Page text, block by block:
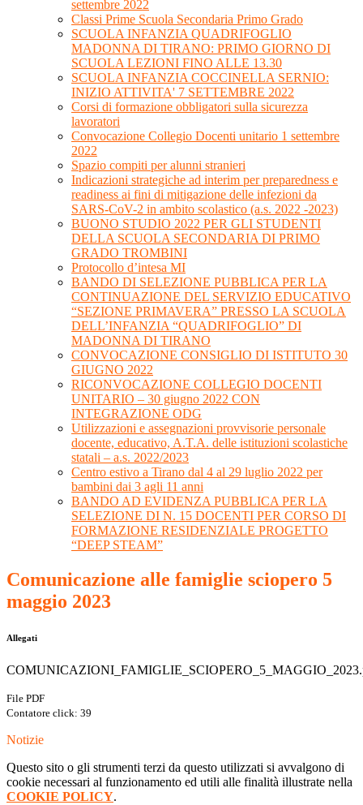
settembre 2022
Classi Prime Scuola Secondaria Primo Grado
SCUOLA INFANZIA QUADRIFOGLIO
MADONNA DI TIRANO: PRIMO GIORNO DI
SCUOLA LEZIONI FINO ALLE 13.30
SCUOLA INFANZIA COCCINELLA SERNIO:
INIZIO ATTIVITA' 7 SETTEMBRE 2022
Corsi di formazione obbligatori sulla sicurezza
lavoratori
Convocazione Collegio Docenti unitario 1 settembre
2022
Spazio compiti per alunni stranieri
Indicazioni strategiche ad interim per preparedness e
readiness ai fini di mitigazione delle infezioni da
SARS-CoV-2 in ambito scolastico (a.s. 2022 -2023)
BUONO STUDIO 2022 PER GLI STUDENTI
DELLA SCUOLA SECONDARIA DI PRIMO
GRADO TROMBINI
Protocollo d’intesa MI
BANDO DI SELEZIONE PUBBLICA PER LA
CONTINUAZIONE DEL SERVIZIO EDUCATIVO
“SEZIONE PRIMAVERA” PRESSO LA SCUOLA
DELL’INFANZIA “QUADRIFOGLIO” DI
MADONNA DI TIRANO
CONVOCAZIONE CONSIGLIO DI ISTITUTO 30
GIUGNO 2022
RICONVOCAZIONE COLLEGIO DOCENTI
UNITARIO – 30 giugno 2022 CON
INTEGRAZIONE ODG
Utilizzazioni e assegnazioni provvisorie personale
docente, educativo, A.T.A. delle istituzioni scolastiche
statali – a.s. 2022/2023
Centro estivo a Tirano dal 4 al 29 luglio 2022 per
bambini dai 3 agli 11 anni
BANDO AD EVIDENZA PUBBLICA PER LA
SELEZIONE DI N. 15 DOCENTI PER CORSO DI
FORMAZIONE RESIDENZIALE PROGETTO
“DEEP STEAM”
Comunicazione alle famiglie sciopero 5
maggio 2023
Allegati
File PDF
Contatore click: 39
Notizie
Questo sito o gli strumenti terzi da questo utilizzati si avvalgono di
cookie necessari al funzionamento ed utili alle finalità illustrate nella
COOKIE POLICY.